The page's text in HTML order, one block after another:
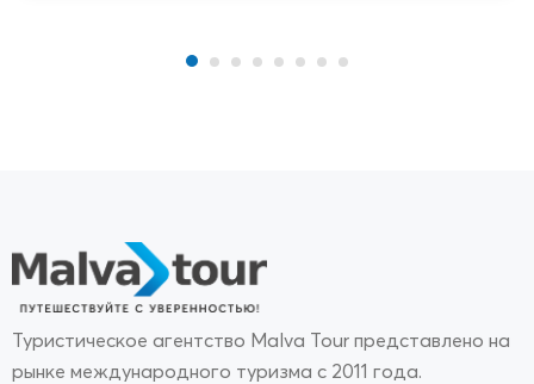
Туристическое агентство Malva Tour представлено на
рынке международного туризма с 2011 года.